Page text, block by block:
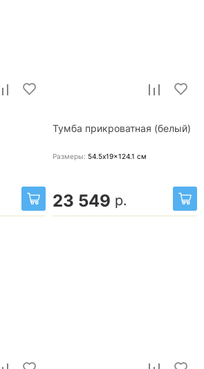
Тумба прикроватная (белый)
Размеры: 54.5x19x124.1 см
23 549 р.